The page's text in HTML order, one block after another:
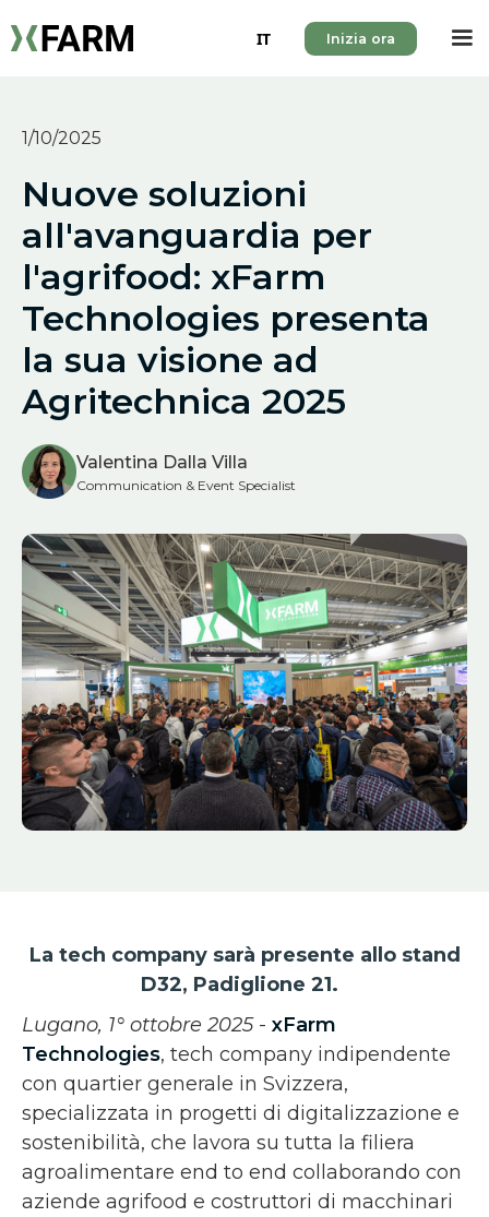
IT Inizia ora
1/10/2025
Nuove soluzioni
all'avanguardia per
l'agrifood: xFarm
Technologies presenta
la sua visione ad
Agritechnica 2025
Valentina Dalla Villa
Communication & Event Specialist
La tech company sarà presente allo stand
D32, Padiglione 21.
Lugano, 1° ottobre 2025- xFarm
Technologies, tech company indipendente
con quartier generale in Svizzera,
specializzata in progetti di digitalizzazione e
sostenibilità, che lavora su tutta la filiera
agroalimentare end to end collaborando con
aziende agrifood e costruttori di macchinari